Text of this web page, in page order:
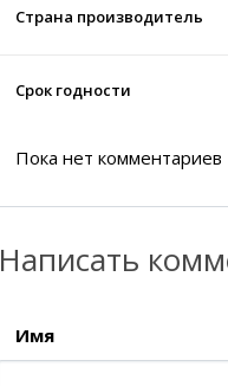
Страна производитель
Срок годности
Пока нет комментариев
Написать
Имя